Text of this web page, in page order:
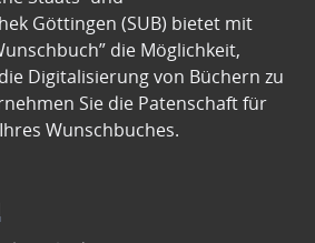
Göttingen (SUB) bietet mit
die Möglichkeit,
Digitalisierung von Büchern zu
Sie die Patenschaft für
Wunschbuches.